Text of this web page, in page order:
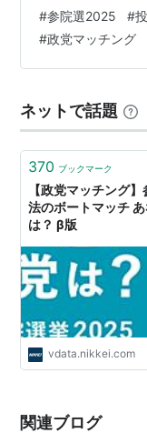
率は上がって欲し
を投じてほしい
うことで特定政党
検索したことと、
す。 参院選の投
#参院選2025 #
#政党マッチング
ネットで話題
370 ブックマーク
【政党マッチング
法のボートマッチ
は？ β版
vdata.nikkei.com
関連ブログ